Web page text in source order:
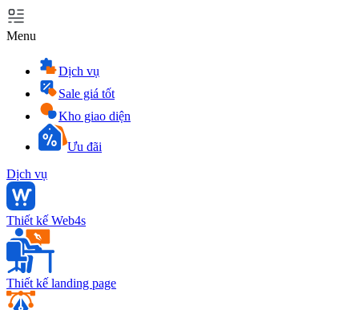
Menu
Dịch vụ
Sale giá tốt
Kho giao diện
Ưu đãi
Dịch vụ
Thiết kế Web4s
Thiết kế landing page